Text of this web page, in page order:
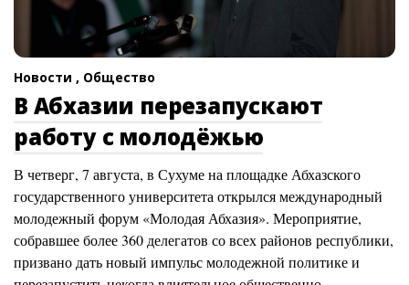
Новости , Общество
В Абхазии перезапускают
работу с молодёжью
В четверг, 7 августа, в Сухуме на площадке Абхазского
государственного университета открылся международный
молодежный форум «Молодая Абхазия». Мероприятие,
собравшее более 360 делегатов со всех районов республики,
призвано дать новый импульс молодежной политике и